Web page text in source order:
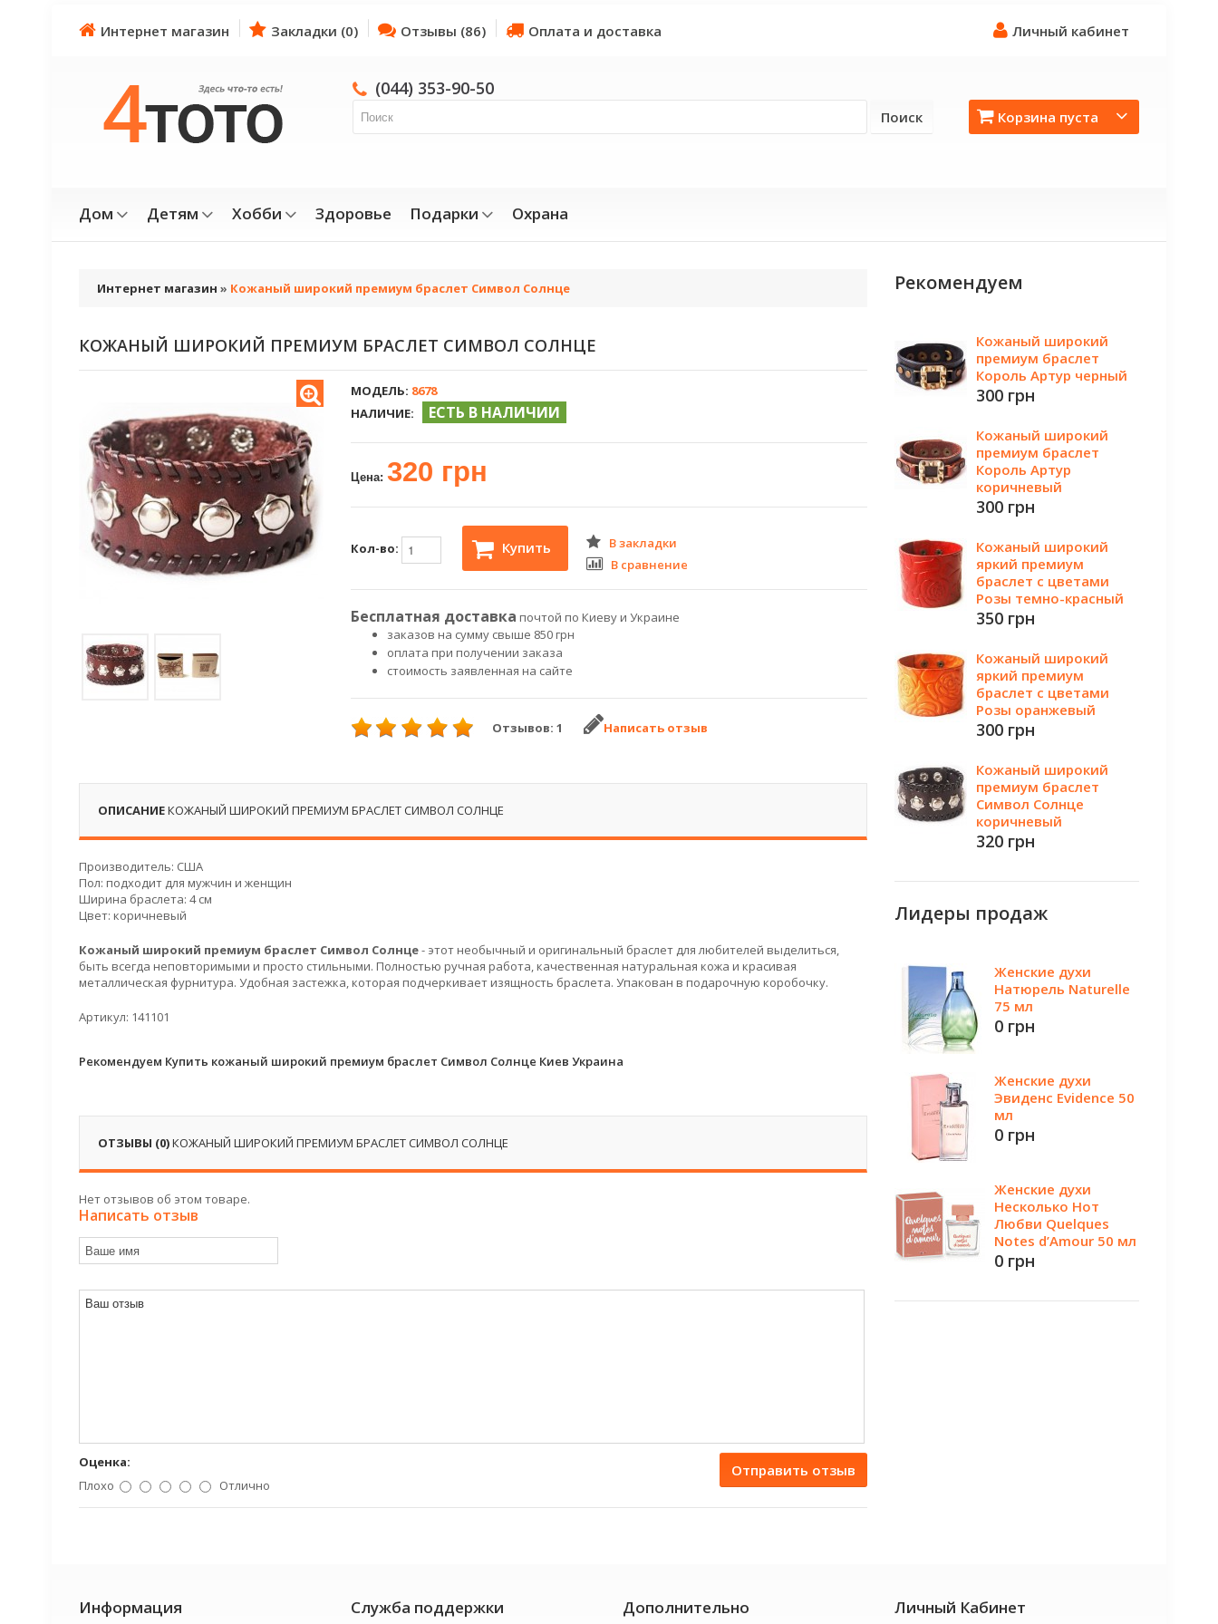
Интернет магазин Закладки (0) Отзывы (86) Оплата и доставка Личный кабинет
Корзина пуста
(044) 353-90-50
Поиск
Дом Детям Хобби Здоровье Подарки Охрана
Интернет магазин » Кожаный широкий премиум браслет Символ Солнце
КОЖАНЫЙ ШИРОКИЙ ПРЕМИУМ БРАСЛЕТ СИМВОЛ СОЛНЦЕ
МОДЕЛЬ: 8678
НАЛИЧИЕ:
ЕСТЬ В НАЛИЧИИ
Цена: 320 грн
Кол-во: Купить
В закладки
В сравнение
Бесплатная доставка почтой по Киеву и Украине
заказов на сумму свыше 850 грн
оплата при получении заказа
стоимость заявленная на сайте
Отзывов: 1 Написать отзыв
ОПИСАНИЕКОЖАНЫЙ ШИРОКИЙ ПРЕМИУМ БРАСЛЕТ СИМВОЛ СОЛНЦЕ
Производитель: США
Пол: подходит для мужчин и женщин
Ширина браслета: 4 см
Цвет: коричневый
Кожаный широкий премиум браслет Символ Солнце- этот необычный и оригинальный браслет для любителей выделиться,
быть всегда неповторимыми и просто стильными. Полностью ручная работа, качественная натуральная кожа и красивая
металлическая фурнитура. Удобная застежка, которая подчеркивает изящность браслета. Упакован в подарочную коробочку.
Артикул: 141101
Рекомендуем Купить кожаный широкий премиум браслет Символ Солнце Киев Украина
ОТЗЫВЫ (0)КОЖАНЫЙ ШИРОКИЙ ПРЕМИУМ БРАСЛЕТ СИМВОЛ СОЛНЦЕ
Нет отзывов об этом товаре.
Написать отзыв
Отправить отзыв
Оценка:
Плохо
Отлично
Рекомендуем
Кожаный широкий
премиум браслет
Король Артур черный
300 грн
Кожаный широкий
премиум браслет
Король Артур
коричневый
300 грн
Кожаный широкий
яркий премиум
браслет с цветами
Розы темно-красный
350 грн
Кожаный широкий
яркий премиум
браслет с цветами
Розы оранжевый
300 грн
Кожаный широкий
премиум браслет
Символ Солнце
коричневый
320 грн
Лидеры продаж
Женские духи
Натюрель Naturelle
75 мл
0 грн
Женские духи
Эвиденс Evidence 50
мл
0 грн
Женские духи
Несколько Нот
Любви Quelques
Notes d’Amour 50 мл
0 грн
Информация Служба поддержки Дополнительно Личный Кабинет